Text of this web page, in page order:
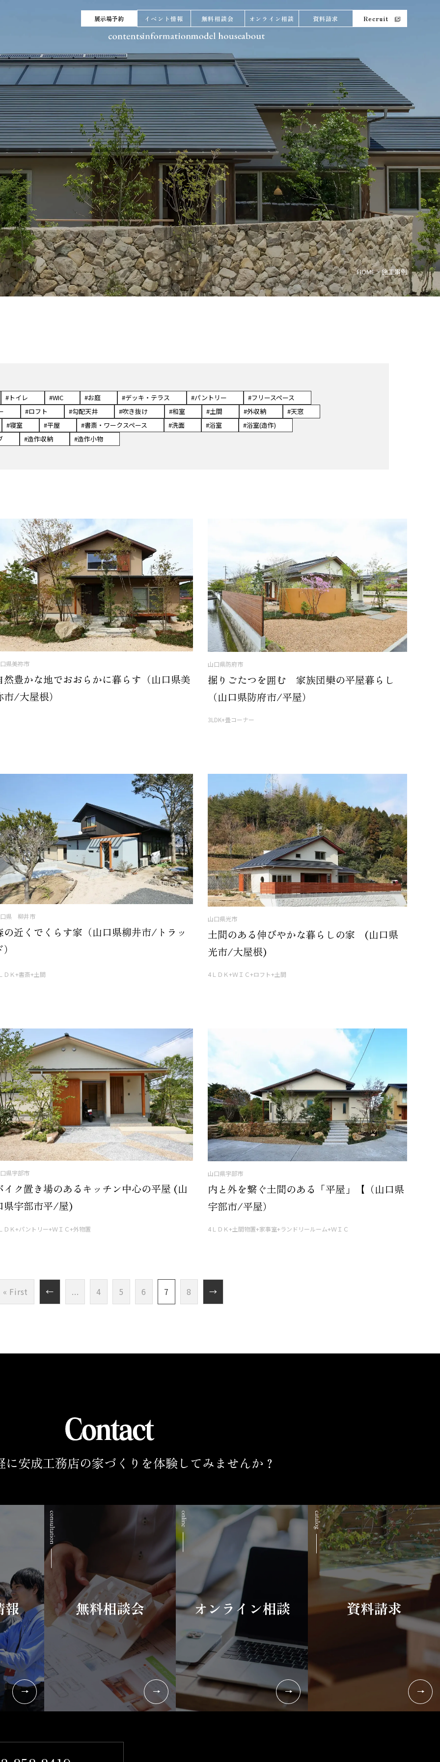
展示場予約 イベント情報 無料相談会 オンライン相談 資料請求 Recruit
HOME>施工事例
#トイレ #WIC #お庭 #デッキ・テラス #パントリー
#フリースペース
#ロフト #勾配天井 #吹き抜け #和室 #土間 #外収納
#天窓
#寝室
#平屋 #書斎・ワークスペース #洗面 #浴室
#浴室(造作)
#造作収納 #造作小物
県美祢市
然豊かな地でおおらかに暮らす（山口県美
市/大屋根）
山口県防府市
掘りごたつを囲む 家族団欒の平屋暮らし
（山口県防府市/平屋）
3LDK+畳コーナー
県 柳井市
の近くでくらす家（山口県柳井市/トラッ
ＤＫ+書斎+土間
山口県光市
土間のある伸びやかな暮らしの家 (山口県
光市/大屋根)
4ＬＤＫ+ＷＩＣ+ロフト+土間
県宇部市
イク置き場のあるキッチン中心の平屋 (山
県宇部市平/屋)
ＤＫ+パントリー+ＷＩＣ+外物置
山口県宇部市
内と外を繋ぐ土間のある「平屋」【（山口県
宇部市/平屋）
4ＬＤＫ+土間物置+家事室+ランドリールーム+ＷＩＣ
« First ← ... 4 5 6 7 8 →
に安成工務店の家づくりを体験してみませんか？
報 無料相談会 オンライン相談 資料請求